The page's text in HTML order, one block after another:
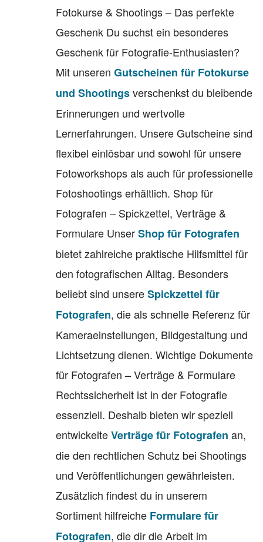
Fotokurse & Shootings – Das perfekte
Geschenk Du suchst ein besonderes
Geschenk für Fotografie-Enthusiasten?
Mit unseren Gutscheinen für Fotokurse
und Shootingsverschenkst du bleibende
Erinnerungen und wertvolle
Lernerfahrungen. Unsere Gutscheine sind
flexibel einlösbar und sowohl für unsere
Fotoworkshops als auch für professionelle
Fotoshootings erhältlich. Shop für
Fotografen – Spickzettel, Verträge &
Formulare UnserShop für Fotografen
bietet zahlreiche praktische Hilfsmittel für
den fotografischen Alltag. Besonders
beliebt sind unsereSpickzettel für
Fotografen, die als schnelle Referenz für
Kameraeinstellungen, Bildgestaltung und
Lichtsetzung dienen. Wichtige Dokumente
für Fotografen – Verträge & Formulare
Rechtssicherheit ist in der Fotografie
essenziell. Deshalb bieten wir speziell
entwickelteVerträge für Fotografen an,
die den rechtlichen Schutz bei Shootings
und Veröffentlichungen gewährleisten.
Zusätzlich findest du in unserem
Sortiment hilfreiche Formulare für
Fotografen, die dir die Arbeit im